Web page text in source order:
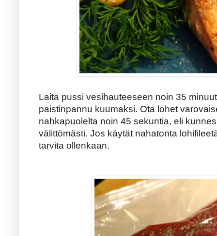
Laita pussi vesihauteeseen noin 35
paistinpannu kuumaksi. Ota lohet
nahkapuolelta noin 45 sekuntia, eli
välittömästi. Jos käytät nahatonta
tarvita ollenkaan.